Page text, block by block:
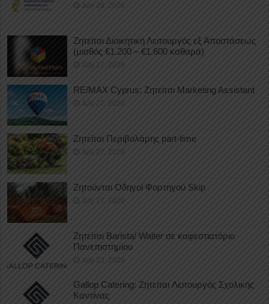
July 29, 2026
Ζητείται Διοικητική Λειτουργός εξ Αποστάσεως
(μισθός €1.200 – €1.600 καθαρά)
July 27, 2026
RE/MAX Cyprus: Ζητείται Marketing Assistant
July 27, 2026
Ζητείται Περιβολάρης part-time
July 27, 2026
Ζητούνται Οδηγοί Φορτηγού Skip
July 27, 2026
Ζητείται Barista/ Waiter σε καφεστιατόριο
Πανεπιστημίου
July 23, 2026
Gallop Catering: Ζητείται Λειτουργός Σχολικής
Καντίνας